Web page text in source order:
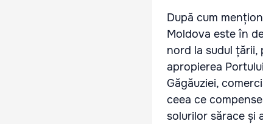
După cum
Moldova este în
nord la sudul țării,
apropierea
Găgăuziei,
ceea ce
solurilor sărace și